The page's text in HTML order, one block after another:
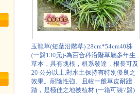
玉龍草(短葉沿階草) 28cm*54cm40株
(一盤130元)-為百合科沿階草屬多年生
草本，具有塊根，根系發達，根長可及
20 公分以上.對水土保持有特別優良之
效果。耐陰性強、且較一般草皮耐踐
踏，是極佳之地被植材 (一箱可裝7盤)